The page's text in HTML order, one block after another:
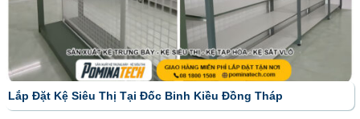
Lắp Đặt Kệ Siêu Thị Tại Đốc Binh Kiều Đồng Tháp